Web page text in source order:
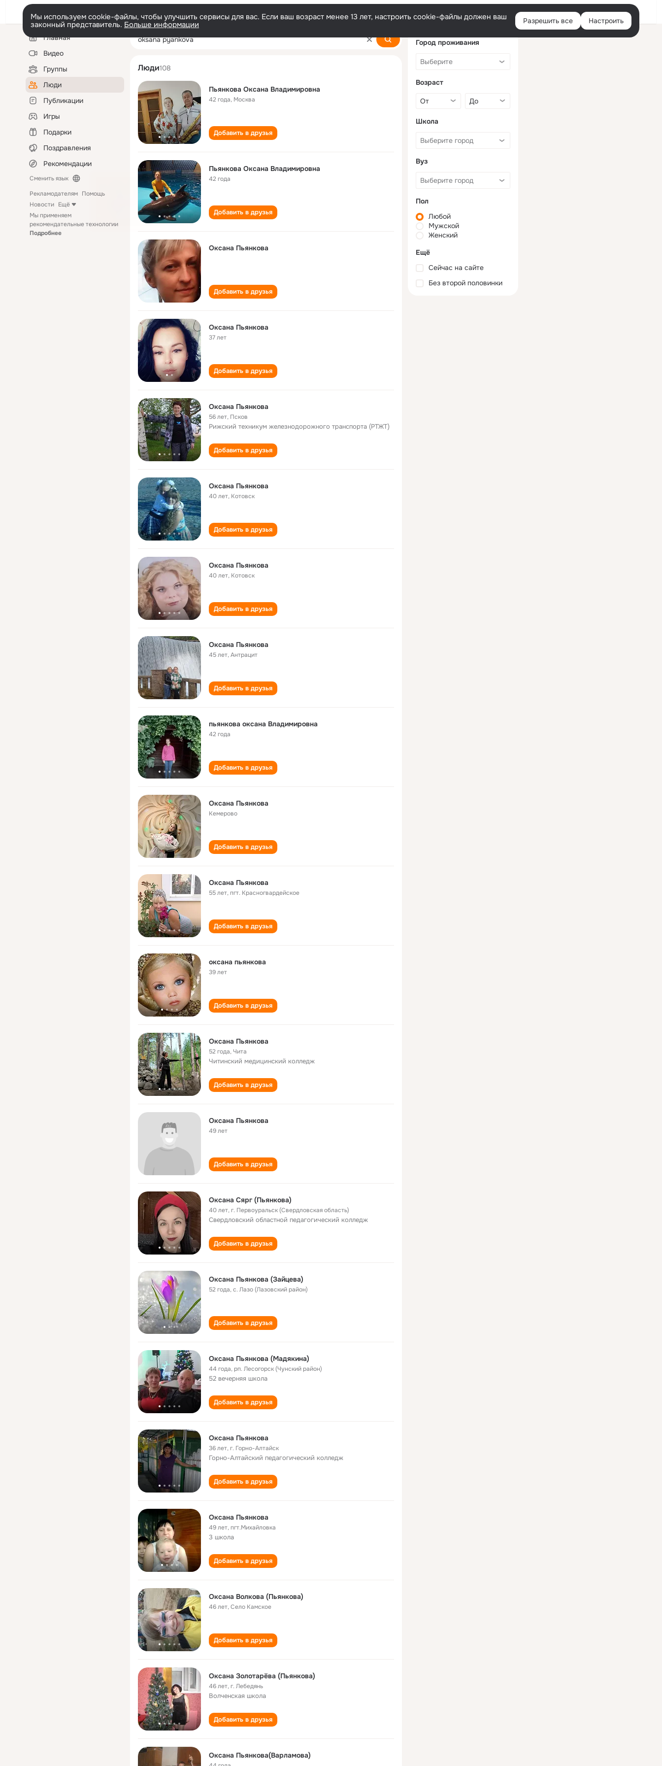
Войти
Мы используем cookie-файлы, чтобы улучшить сервисы для вас. Если ваш возраст менее 13 лет, настроить cookie-файлы должен ваш
законный представитель. Больше информации Разрешить все Настроить
Левая
колонкаГлавная
Видео
Группы
Люди
Публикации
Игры
Подарки
Поздравления
Рекомендации
Сменить язык
Рекламодателям Помощь
Новости Ещё
Мы применяем
рекомендательные технологии
Подробнее
oksana pyankova
Люди108
Пьянкова Оксана Владимировна
42 года, Москва
Добавить в друзья
Пьянкова Оксана Владимировна
42 года
Добавить в друзья
Оксана Пьянкова
Добавить в друзья
Оксана Пьянкова
37 лет
Добавить в друзья
Оксана Пьянкова
56 лет, Псков
Рижский техникум железнодорожного транспорта (РТЖТ)
Добавить в друзья
Оксана Пьянкова
40 лет, Котовск
Добавить в друзья
Оксана Пьянкова
40 лет, Котовск
Добавить в друзья
Оксана Пьянкова
45 лет,Антрацит
Добавить в друзья
пьянкова оксана Владимировна
42 года
Добавить в друзья
Оксана Пьянкова
Кемерово
Добавить в друзья
Оксана Пьянкова
55 лет,пгт. Красногвардейское
Добавить в друзья
оксана пьянкова
39 лет
Добавить в друзья
Оксана Пьянкова
52 года,Чита
Читинский медицинский колледж
Добавить в друзья
Оксана Пьянкова
49 лет
Добавить в друзья
Оксана Сярг (Пьянкова)
40 лет,г. Первоуральск (Свердловская область)
Свердловский областной педагогический колледж
Добавить в друзья
Оксана Пьянкова (Зайцева)
52 года,с. Лазо (Лазовский район)
Добавить в друзья
Оксана Пьянкова (Мадякина)
44 года,рп. Лесогорск (Чунский район)
52 вечерняя школа
Добавить в друзья
Оксана Пьянкова
36 лет,г. Горно-Алтайск
Горно-Алтайский педагогический колледж
Добавить в друзья
Оксана Пьянкова
49 лет,пгт.Михайловка
3 школа
Добавить в друзья
Оксана Волкова (Пьянкова)
46 лет,Село Камское
Добавить в друзья
Оксана Золотарёва (Пьянкова)
46 лет,г. Лебедянь
Волченская школа
Добавить в друзья
Оксана Пьянкова(Варламова)
Город проживания
Возраст
Школа
Вуз
Пол
Любой
Мужской
Женский
Ещё
Сейчас на сайте
Без второй половинки